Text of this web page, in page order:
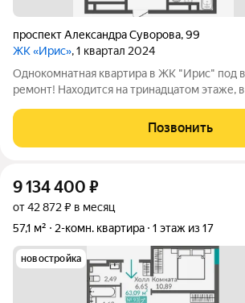
проспект Александра Суворова,99
ЖК «Ирис», 1 квартал 2024
Однокомнатная квартира в ЖК "Ирис" под
ремонт! Находится на тринадцатом этаже,
под боком. Площадь: 38.5 кв.м. Рядом
крупнейший ТЦ "Южная галерея",
Позвонить
9 134 400 ₽
от 42 872 ₽ в месяц
57,1 м²
2-комн. квартира 1 этаж из 17
новостройка